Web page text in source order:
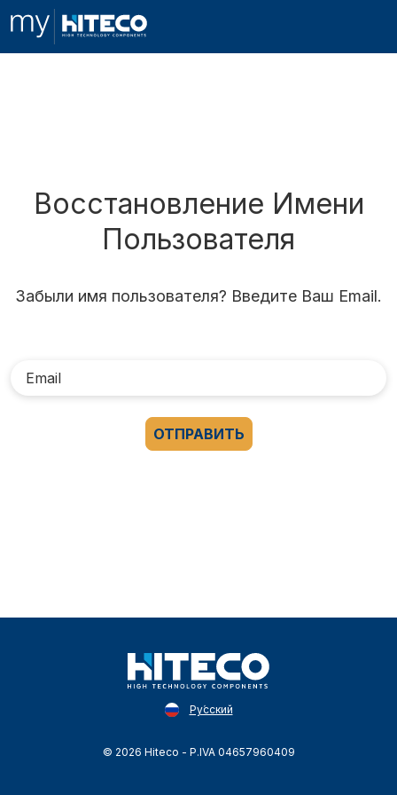
Восстановление Имени
Пользователя
Забыли имя пользователя? Введите Ваш Email.
ОТПРАВИТЬ
Ру́сский
© 2026 Hiteco - P.IVA 04657960409